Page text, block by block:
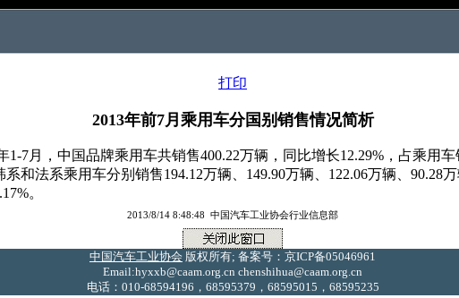
打印
2013年前7月乘用车分国别销售情况简析
7月，中国品牌乘用车共销售400.22万辆，同比增长12.29%，占乘用
和法系乘用车分别销售194.12万辆、149.90万辆、122.06万辆、90.28
。
2013/8/14 8:48:48 中国汽车工业协会行业信息部
中国汽车工业协会 版权所有; 备案号：京ICP备05046961
Email:hyxxb@caam.org.cn chenshihua@caam.org.cn
电话：010-68594196，68595379，68595015，68595235